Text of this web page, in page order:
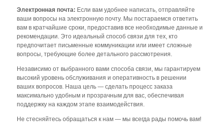
Электронная почта: Если вам удобнее написать, отправляйте
ваши вопросы на электронную почту. Мы постараемся ответить
вам в кратчайшие сроки, предоставив все необходимые данные и
рекомендации. Это идеальный способ связи для тех, кто
предпочитает письменные коммуникации или имеет сложные
вопросы, требующие более детального рассмотрения.
Независимо от выбранного вами способа связи, мы гарантируем
высокий уровень обслуживания и оперативность в решении
ваших вопросов. Наша цель — сделать процесс заказа
максимально удобным и прозрачным для вас, обеспечивая
поддержку на каждом этапе взаимодействия.
Не стесняйтесь обращаться к нам — мы всегда рады помочь вам!